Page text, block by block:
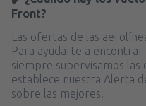
Front?
Las ofertas de las
Para ayudarte a
siempre supervisamos las
establece nuestra Alerta
sobre las mejores.